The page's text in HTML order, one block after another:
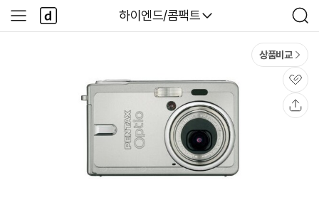
다나와
하이엔드/콤팩트
검
색
사
이
다
나
와
상품비교
관
심